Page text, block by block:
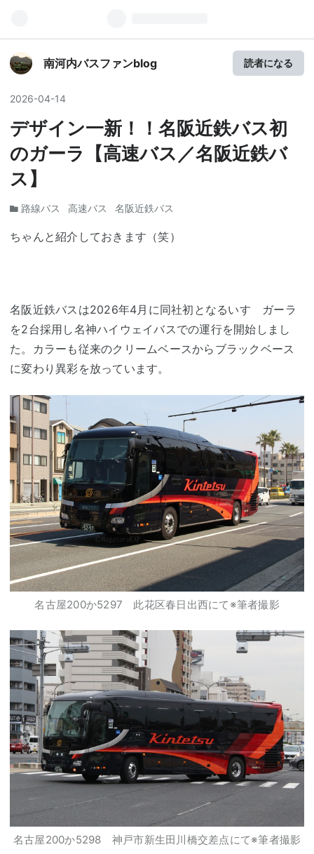
南河内バスファンblog 読者になる
2026-04-14
デザイン一新！！名阪近鉄バス初
のガーラ【高速バス／名阪近鉄バ
ス】
路線バス 高速バス 名阪近鉄バス
ちゃんと紹介しておきます（笑）
名阪近鉄バスは2026年4月に同社初となるいすゞガーラ
を2台採用し名神ハイウェイバスでの運行を開始しまし
た。カラーも従来のクリームベースからブラックベース
に変わり異彩を放っています。
名古屋200か5297 此花区春日出西にて※筆者撮影
名古屋200か5298 神戸市新生田川橋交差点にて※筆者撮影